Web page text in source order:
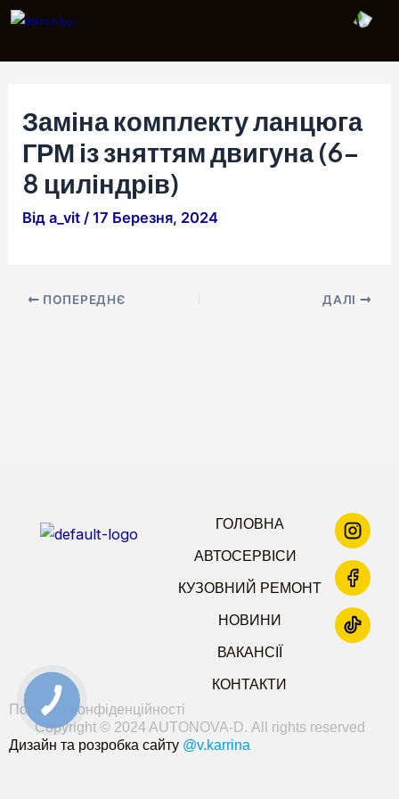
Перейти
вмісту
Заміна комплекту ланцюга
ГРМ із зняттям двигуна (6-
8 циліндрів)
Відa_vit/17 Березня, 2024
Навігація
запису
ПОПЕРЕДНЄ ДАЛІ
ГОЛОВНА
АВТОСЕРВІСИ
КУЗОВНИЙ РЕМОНТ
НОВИНИ
ВАКАНСІЇ
КОНТАКТИ
Copyright © 2024 AUTONOVA-D. All rights reserved
Політика конфіденційності
Дизайн та розробка сайту @v.karrina